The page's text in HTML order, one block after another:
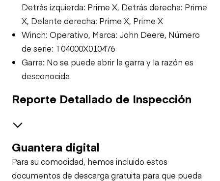
Detrás izquierda: Prime X, Detrás derecha: Prime
X, Delante derecha: Prime X, Prime X
Winch: Operativo, Marca: John Deere, Número
de serie: T04000X010476
Garra: No se puede abrir la garra y la razón es
desconocida
Reporte Detallado de Inspección
Seguridad
Especialidad
Guantera digital
Para su comodidad, hemos incluido estos
documentos de descarga gratuita para que pueda